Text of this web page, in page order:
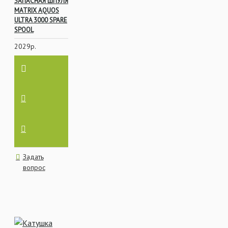
рукоятки,
лескоукладыватель
передаточное число,
рабочие. Это
механизм, который
позволяет вашим
маркером быстро
MATRIX AQUOS
ULTRA 3000 SPARE
SPOOL
2029р.
Задать
вопрос